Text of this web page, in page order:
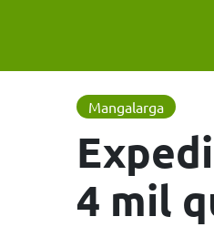
Mangalarga
4 mil